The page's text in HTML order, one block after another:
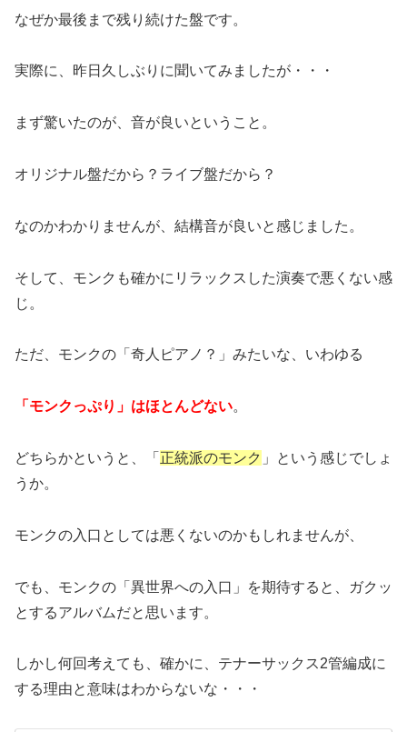
なぜか最後まで残り続けた盤です。
実際に、昨日久しぶりに聞いてみましたが・・・
まず驚いたのが、音が良いということ。
オリジナル盤だから？ライブ盤だから？
なのかわかりませんが、結構音が良いと感じました。
そして、モンクも確かにリラックスした演奏で悪くない感
じ。
ただ、モンクの「奇人ピアノ？」みたいな、いわゆる
「モンクっぷり」はほとんどない。
どちらかというと、「 正統派のモンク 」という感じでしょ
うか。
モンクの入口としては悪くないのかもしれませんが、
でも、モンクの「異世界への入口」を期待すると、ガクッ
とするアルバムだと思います。
しかし何回考えても、確かに、テナーサックス2管編成に
する理由と意味はわからないな・・・